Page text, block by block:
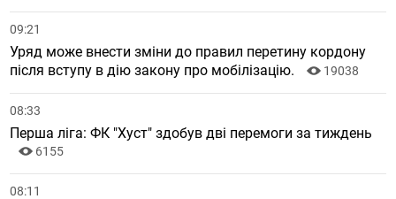
09:21
Уряд може внести зміни до правил перетину кордону
після вступу в дію закону про мобілізацію.
19038
08:33
Перша ліга: ФК "Хуст" здобув дві перемоги за тиждень
6155
08:11